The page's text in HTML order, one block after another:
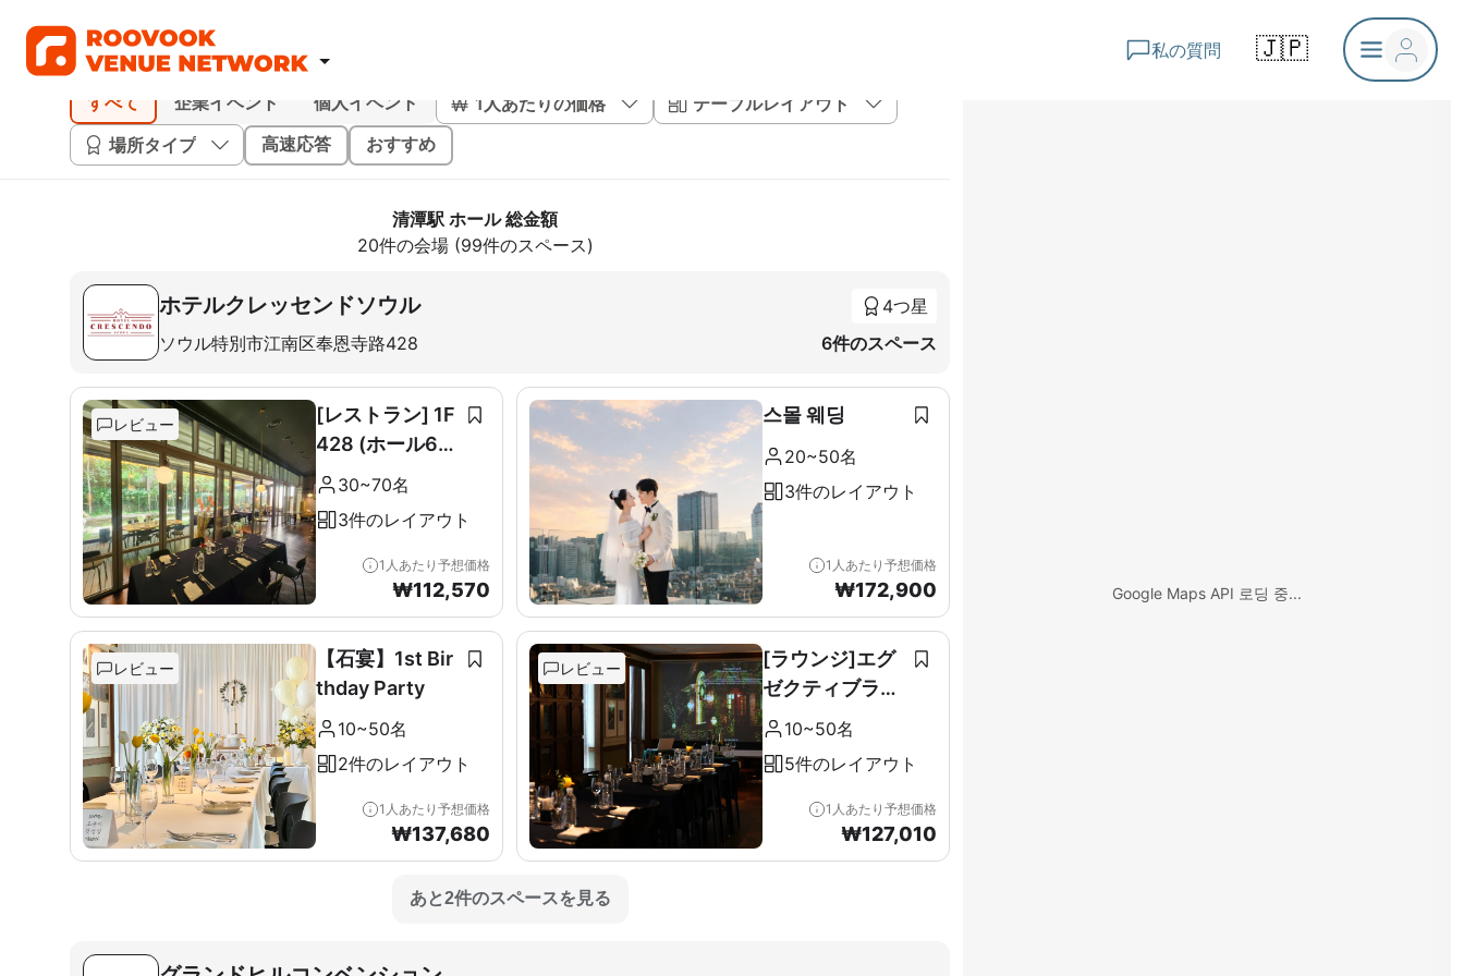
私の質問 🇯🇵
すべて 企業イベント 個人イベント 1人あたりの価格
テーブルレイアウト
場所タイプ
高速応答 おすすめ
清潭駅 ホール 総金額
20件の会場 (99件のスペース)
ホテルクレッセンドソウル
ソウル特別市江南区奉恩寺路428
4つ星
6件のスペース
レビュー
[レストラン] 1F
428 (ホール60
席+ルーム10席)
30~70名
3件のレイアウト
1人あたり予想価格
₩112,570
스몰 웨딩
20~50名
3件のレイアウト
1人あたり予想価格
₩172,900
レビュー
【石宴】1st Bir
thday Party
10~50名
2件のレイアウト
1人あたり予想価格
₩137,680
レビュー
[ラウンジ]エグ
ゼクティブラウ
ンジ＆テラス全
10~50名
5件のレイアウト
1人あたり予想価格
₩127,010
あと2件のスペースを見る
Google Maps API 로딩 중...